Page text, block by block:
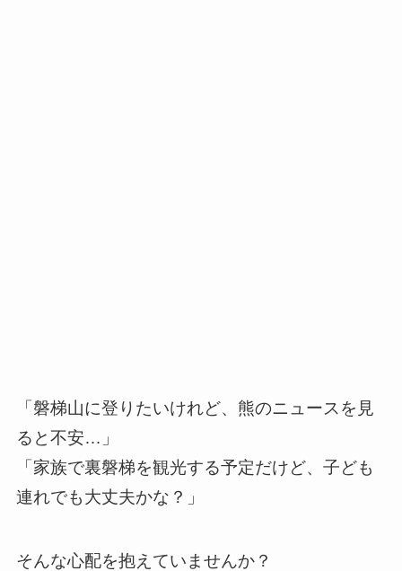
「磐梯山に登りたいけれど、熊のニュースを見
ると不安…」
「家族で裏磐梯を観光する予定だけど、子ども
連れでも大丈夫かな？」
そんな心配を抱えていませんか？